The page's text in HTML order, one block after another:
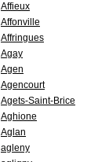
Affieux
Affonville
Affringues
Agay
Agen
Agencourt
Agets-Saint-Brice
Aghione
Aglan
agleny